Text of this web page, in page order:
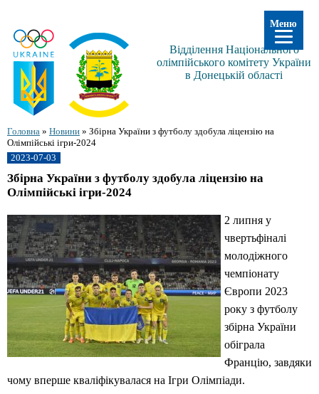
Відділення Національного
олімпійського комітету України
в Донецькій області
Головна » Новини » Збірна України з футболу здобула ліцензію на
Олімпійські ігри-2024
2023-07-03
Збірна України з футболу здобула ліцензію на
Олімпійські ігри-2024
2 липня у
чвертьфіналі
молодіжного
чемпіонату
Європи 2023
року з футболу
збірна України
обіграла
Францію, завдяки
чому вперше кваліфікувалася на Ігри Олімпіади.
Меню